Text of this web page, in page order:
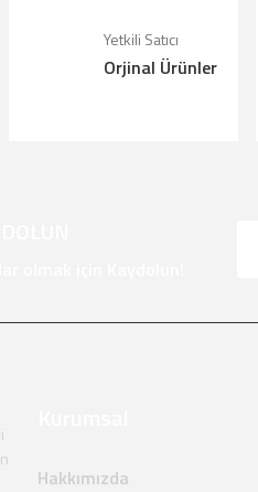
Yetkili Satıcı
Orjinal Ürünler
Hakkımızda